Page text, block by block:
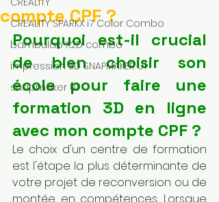
CREALITY SPARKX i7 Color Combo
bambulab X2D combo
impression 3D SNAPMAKER U1
snapmaker U1
compte CPF ?
Pourquoi est-il crucial
de bien choisir son
école pour faire une
formation 3D en ligne
avec mon compte CPF ?
Le choix d'un centre de formation
est l'étape la plus déterminante de
votre projet de reconversion ou de